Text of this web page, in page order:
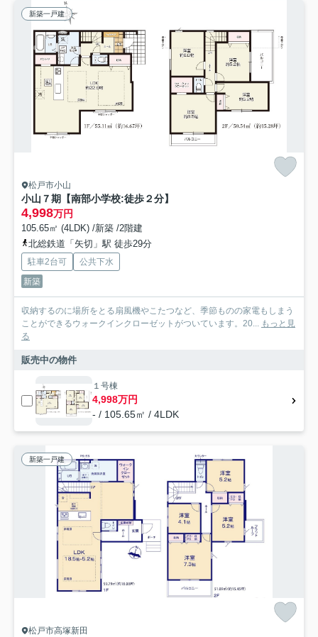
新築一戸建
松戸市小山
小山７期【南部小学校:徒歩２分】
4,998万円
105.65㎡ (4LDK) /新築 /2階建
北総鉄道「矢切」駅 徒歩29分
駐車2台可
公共下水
新築
収納するのに場所をとる扇風機やこたつなど、季節ものの家電もしまう
ことができるウォークインクローゼットがついています。20... もっと見
る
販売中の物件
１号棟
4,998万円
- / 105.65㎡ / 4LDK
新築一戸建
松戸市高塚新田